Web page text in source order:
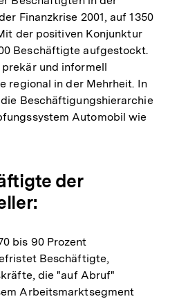
Finanzkrise 2001, auf 1350
der positiven Konjunktur
Beschäftigte aufgestockt.
und informell
regional in der Mehrheit. In
Beschäftigungshierarchie
Automobil wie
der
bis 90 Prozent
Beschäftigte,
die "auf Abruf"
Arbeitsmarktsegment